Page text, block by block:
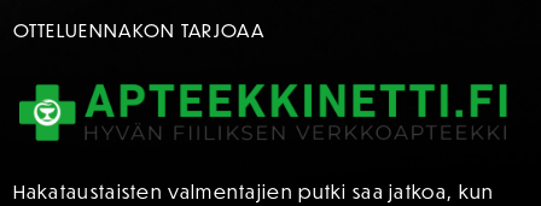
OTTELUENNAKON TARJOAA
Hakataustaisten valmentajien putki saa jatkoa, kun